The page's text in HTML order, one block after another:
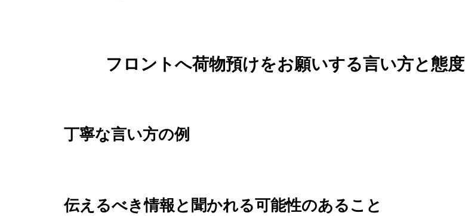
フロントへ荷物預けをお願いする言い方と態度
丁寧な言い方の例
伝えるべき情報と聞かれる可能性のあること